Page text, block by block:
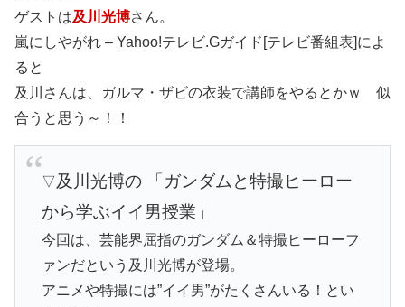
ゲストは及川光博さん。
嵐にしやがれ – Yahoo!テレビ.Gガイド[テレビ番組表]によ
ると
及川さんは、ガルマ・ザビの衣装で講師をやるとかｗ 似
合うと思う～！！
▽及川光博の 「ガンダムと特撮ヒーロー
から学ぶイイ男授業」
今回は、芸能界屈指のガンダム＆特撮ヒーローフ
ァンだという及川光博が登場。
アニメや特撮には”イイ男”がたくさんいる！とい